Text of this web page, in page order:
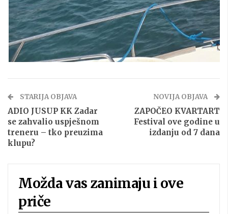
STARIJA OBJAVA
ADIO JUSUP KK Zadar
se zahvalio uspješnom
treneru – tko preuzima
klupu?
NOVIJA OBJAVA
ZAPOČEO KVARTART
Festival ove godine u
izdanju od 7 dana
Možda vas zanimaju i ove
priče